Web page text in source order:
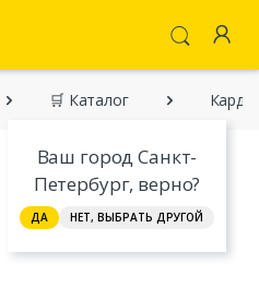
Ваш город Санкт-
Петербург, верно?
ДА НЕТ, ВЫБРАТЬ ДРУГОЙ
🛒 Каталог